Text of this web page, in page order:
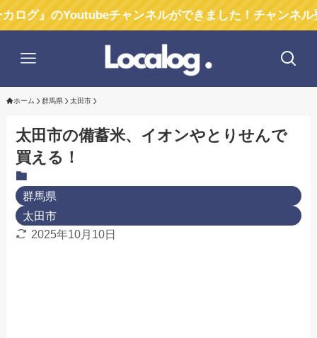
Youtubeチャンネルができました！チャンネル登録お願
ホーム 群馬県 太田市
太田市の備蓄米、イオンやとりせんで
買える！
群馬県
太田市
2025年10月10日